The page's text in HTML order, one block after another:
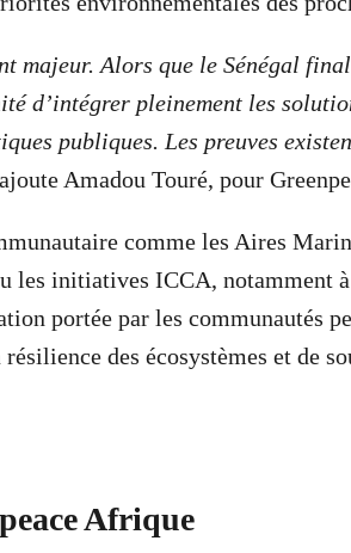
majeur. Alors que le Sénégal
d’intégrer pleinement les
publiques. Les preuves
Amadou Touré, pour
comme les Aires
les initiatives ICCA, notamment
portée par les communautés
des écosystèmes et de
Afrique